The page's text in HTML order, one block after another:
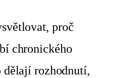
proč
chronického
dělají rozhodnutí,